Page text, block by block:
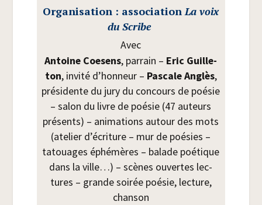
Orga­ni­sa­tion : asso­cia­tion La voix
du Scribe
Avec
Antoine Coe­sens, par­rain – Eric Guille­
ton, invi­té d’honneur – Pas­cale Anglès,
pré­si­dente du jury du concours de poé­sie
– salon du livre de poé­sie (47 auteurs
pré­sents) – ani­ma­tions autour des mots
(ate­lier d’écriture – mur de poé­sies –
tatouages éphé­mères – balade poé­tique
dans la ville…) – scènes ouvertes lec­
tures – grande soi­rée poé­sie, lec­ture,
chanson